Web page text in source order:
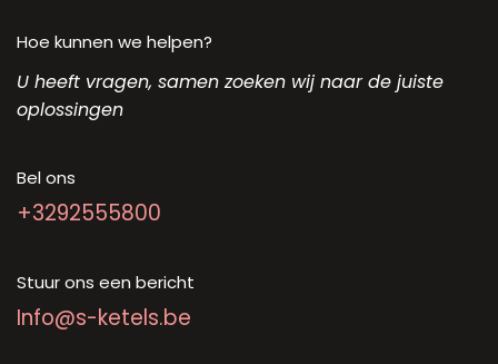
Hoe kunnen we helpen?
U heeft vragen, samen zoeken wij naar de juiste
oplossingen
Bel ons
+3292555800
Stuur ons een bericht
Info@s-ketels.be